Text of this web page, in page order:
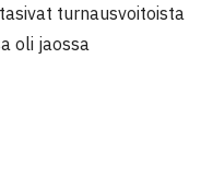
turnausvoitoista
oli jaossa